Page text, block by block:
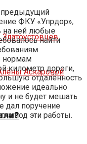
предыдущий
ФКУ «Упрдор»,
на ней любые
найти
нормам
километр дороги,
отдалённость
идеально
и не будет мешать
дал поручение
под эти работы.